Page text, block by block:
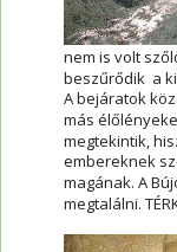
nem is volt
beszűrődik  a
A bejáratok
más
megtekintik,
embereknek
magának. A
megtalálni.